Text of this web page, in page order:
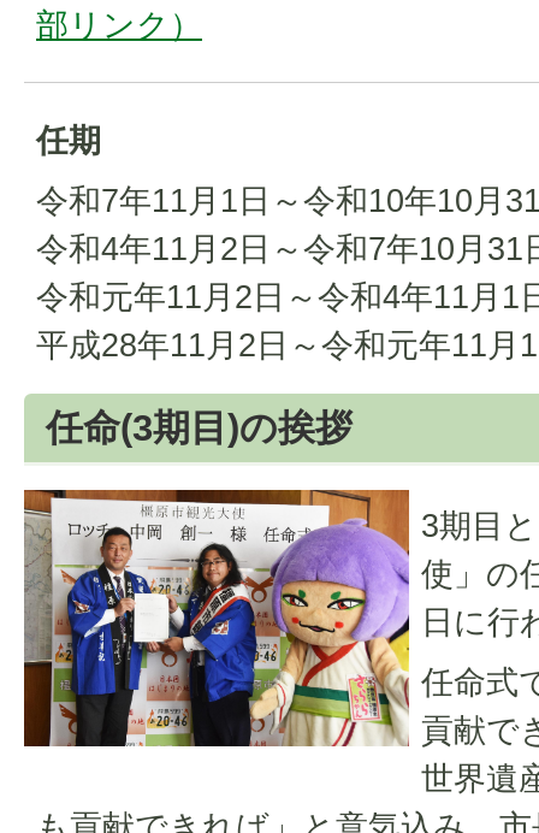
部リンク）
任期
令和7年11月1日～令和10年10月
令和4年11月2日～令和7年10月31
令和元年11月2日～令和4年11月1
平成28年11月2日～令和元年11月
任命(3期目)の挨拶
3期目
使」の
日に行
任命式
貢献で
世界遺